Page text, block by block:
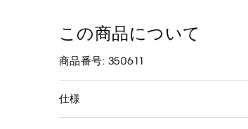
この商品について
商品番号: 350611
仕様